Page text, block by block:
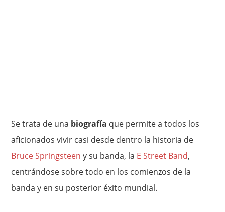
Se trata de una biografía que permite a todos los
aficionados vivir casi desde dentro la historia de
Bruce Springsteen y su banda, la E Street Band,
centrándose sobre todo en los comienzos de la
banda y en su posterior éxito mundial.